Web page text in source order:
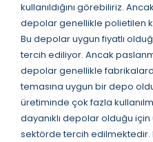
kullanıldığını görebiliriz.
depolar genellikle polietilen
Bu depolar uygun fiyatlı
tercih ediliyor. Ancak
depolar genellikle
temasına uygun bir depo
üretiminde çok fazla
dayanıklı depolar olduğu
sektörde tercih